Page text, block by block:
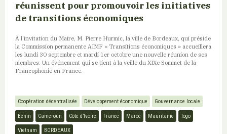
réunissent pour promouvoir les initiatives
de transitions économiques
À l'invitation du Maire, M. Pierre Hurmic, la ville de Bordeaux, qui préside
la Commission permanente AIMF « Transitions économiques » accueillera
les lundi 30 septembre et mardi 1er octobre une nouvelle réunion de ses
membres. Un événement qui se tient à la veille du XIXe Sommet de la
Francophonie en France.
Coopération décentralisée Développement économique Gouvernance locale
Bénin Cameroun Côte d’Ivoire France Maroc Mauritanie Togo
Vietnam BORDEAUX